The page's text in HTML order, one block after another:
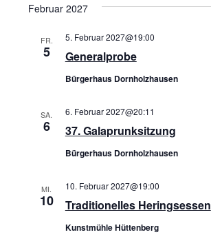
Februar 2027
FR.
5 Generalprobe
5. Februar 2027@19:00
Bürgerhaus Dornholzhausen
SA.
6 37. Galaprunksitzung
6. Februar 2027@20:11
Bürgerhaus Dornholzhausen
MI.
10 Traditionelles Heringsessen
10. Februar 2027@19:00
Kunstmühle Hüttenberg